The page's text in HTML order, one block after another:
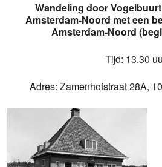
Wandeling door
Amsterdam-Noord met een
Amsterdam-Noord
Tijd: 13.30
Adres: Zamenhofstraat 28A,